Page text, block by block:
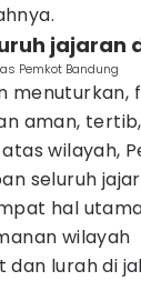
jajaran
Pemkot Bandung
menuturkan,
aman,
wilayah,
seluruh
hal
wilayah
dan lurah di